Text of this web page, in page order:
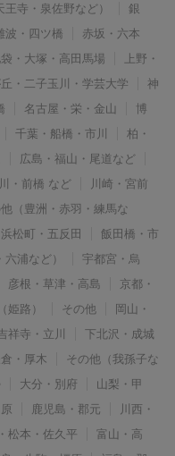
寺・泉佐野など）
銀
波・四ツ橋
赤坂・六本
・大塚・高田馬場
上野・
・二子玉川・学芸大学
神
名古屋・栄・金山
博
千葉・船橋・市川
柏・
広島・福山・尾道など
・前橋 など
川崎・宮前
（豊洲・赤羽・練馬な
松町・五反田
飯田橋・市
浦など）
宇都宮・烏
彦根・草津・高島
京都・
姫路） その他
岡山・
祥寺・立川
下北沢・成城
・厚木
その他（我孫子な
大分・別府
山梨・甲
鹿児島・郡元
川西・
松本・佐久平
富山・高